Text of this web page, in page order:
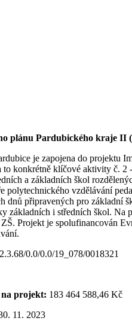
plánu Pardubického kraje
je zapojena do projektu
konkrétně klíčové aktivity č. 2
a základních škol
polytechnického vzdělávání
dnů připravených pro základní
základních i středních škol. Na
Projekt je spolufinancován
0.0/0.0/19_078/0018321
na projekt: 183 464 588,46 Kč
11. 2023